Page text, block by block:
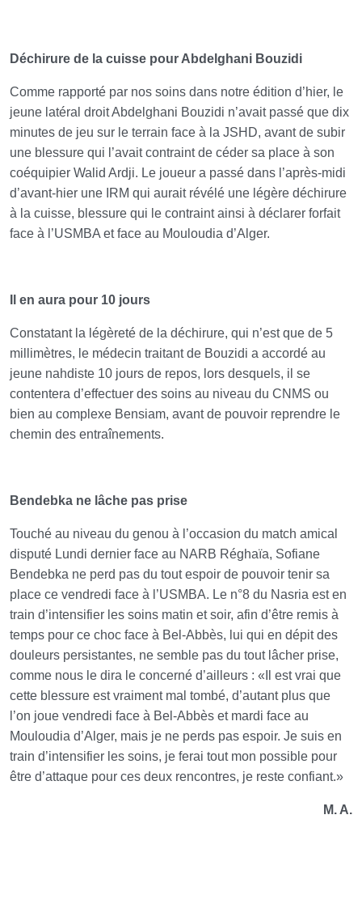
Déchirure de la cuisse pour Abdelghani Bouzidi
Comme rapporté par nos soins dans notre édition d’hier, le
jeune latéral droit Abdelghani Bouzidi n’avait passé que dix
minutes de jeu sur le terrain face à la JSHD, avant de subir
une blessure qui l’avait contraint de céder sa place à son
coéquipier Walid Ardji. Le joueur a passé dans l’après-midi
d’avant-hier une IRM qui aurait révélé une légère déchirure
à la cuisse, blessure qui le contraint ainsi à déclarer forfait
face à l’USMBA et face au Mouloudia d’Alger.
Il en aura pour 10 jours
Constatant la légèreté de la déchirure, qui n’est que de 5
millimètres, le médecin traitant de Bouzidi a accordé au
jeune nahdiste 10 jours de repos, lors desquels, il se
contentera d’effectuer des soins au niveau du CNMS ou
bien au complexe Bensiam, avant de pouvoir reprendre le
chemin des entraînements.
Bendebka ne lâche pas prise
Touché au niveau du genou à l’occasion du match amical
disputé Lundi dernier face au NARB Réghaïa, Sofiane
Bendebka ne perd pas du tout espoir de pouvoir tenir sa
place ce vendredi face à l’USMBA. Le n°8 du Nasria est en
train d’intensifier les soins matin et soir, afin d’être remis à
temps pour ce choc face à Bel-Abbès, lui qui en dépit des
douleurs persistantes, ne semble pas du tout lâcher prise,
comme nous le dira le concerné d’ailleurs : «Il est vrai que
cette blessure est vraiment mal tombé, d’autant plus que
l’on joue vendredi face à Bel-Abbès et mardi face au
Mouloudia d’Alger, mais je ne perds pas espoir. Je suis en
train d’intensifier les soins, je ferai tout mon possible pour
être d’attaque pour ces deux rencontres, je reste confiant.»
M. A.